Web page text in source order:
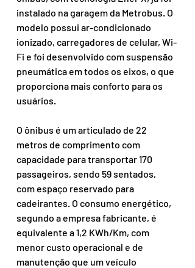
instalado na garagem da Metrobus. O
modelo possui ar-condicionado
ionizado, carregadores de celular, Wi-
Fi e foi desenvolvido com suspensão
pneumática em todos os eixos, o que
proporciona mais conforto para os
usuários.
O ônibus é um articulado de 22
metros de comprimento com
capacidade para transportar 170
passageiros, sendo 59 sentados,
com espaço reservado para
cadeirantes. O consumo energético,
segundo a empresa fabricante, é
equivalente a 1,2 KWh/Km, com
menor custo operacional e de
manutenção que um veículo